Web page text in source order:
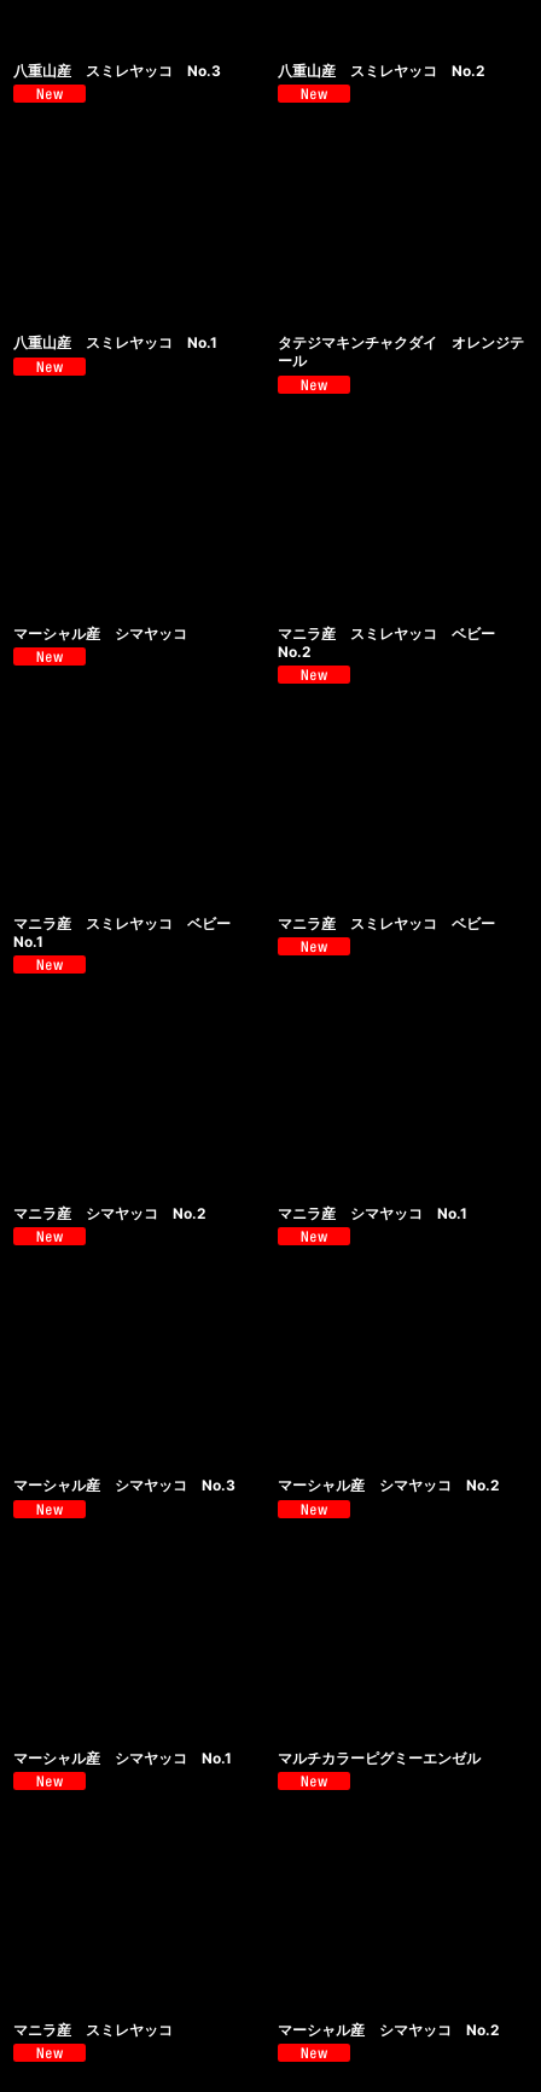
八重山産 スミレヤッコ No.3 八重山産 スミレヤッコ No.2
八重山産 スミレヤッコ No.1
タテジマキンチャクダイ オレンジテ
ール
マーシャル産 シマヤッコ
マニラ産 スミレヤッコ ベビー
No.2
マニラ産 スミレヤッコ ベビー
No.1
マニラ産 スミレヤッコ ベビー
マニラ産 シマヤッコ No.2 マニラ産 シマヤッコ No.1
マーシャル産 シマヤッコ No.3 マーシャル産 シマヤッコ No.2
マーシャル産 シマヤッコ No.1 マルチカラーピグミーエンゼル
マニラ産 スミレヤッコ マーシャル産 シマヤッコ No.2